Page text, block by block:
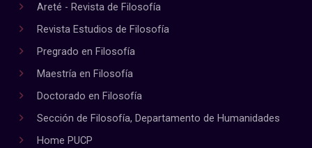
Areté - Revista de Filosofía
Revista Estudios de Filosofía
Pregrado en Filosofía
Maestría en Filosofía
Doctorado en Filosofía
Sección de Filosofía, Departamento de Humanidades
Home PUCP